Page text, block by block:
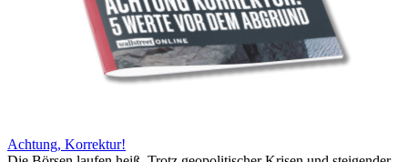
Achtung, Korrektur!